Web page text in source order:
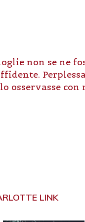
non se ne
osservasse
LINK